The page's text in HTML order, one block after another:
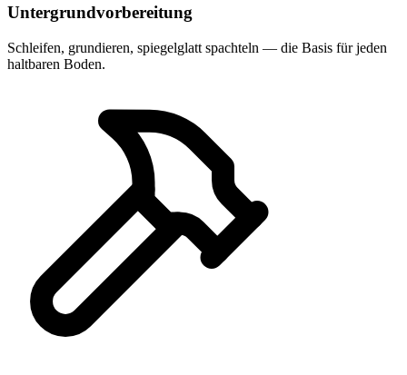
Untergrundvorbereitung
Schleifen, grundieren, spiegelglatt spachteln — die Basis für jeden
haltbaren Boden.